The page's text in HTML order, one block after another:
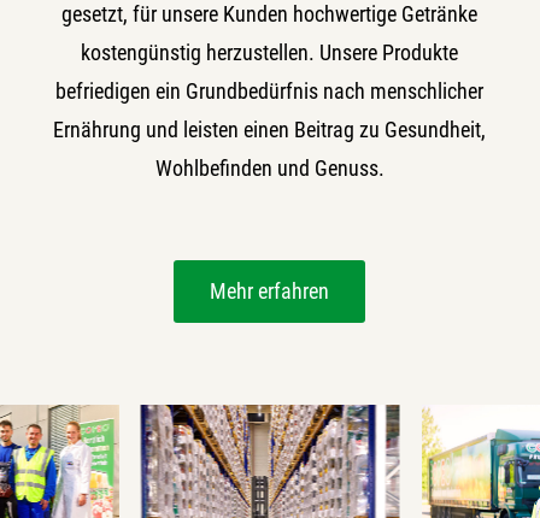
gesetzt, für unsere Kunden hochwertige Getränke
kostengünstig herzustellen. Unsere Produkte
befriedigen ein Grundbedürfnis nach menschlicher
Ernährung und leisten einen Beitrag zu Gesundheit,
Wohlbefinden und Genuss.
Mehr erfahren